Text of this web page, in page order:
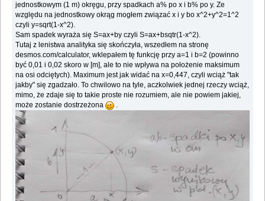
jednostkowym (1 m) okręgu, przy spadkach a% po x i b% po y. Ze
względu na jednostkowy okrąg mogłem związać x i y bo x^2+y^2=1^2
czyli y=sqrt(1-x^2).
Sam spadek wyraża się S=ax+by czyli S=ax+bsqtr(1-x^2).
Tutaj z lenistwa analityka się skończyła, wszedłem na stronę
desmos.com/calculator, wklepałem tę funkcję przy a=1 i b=2 (powinno
być 0,01 i 0,02 skoro w [m], ale to nie wpływa na położenie maksimum
na osi odciętych). Maximum jest jak widać na x=0,447, czyli wciąż "tak
jakby" się zgadzało. To chwilowo na tyle, aczkolwiek jednej rzeczy wciąż,
mimo, że zdaje się to takie proste nie rozumiem, ale nie powiem jakiej,
może zostanie dostrzeżona
.